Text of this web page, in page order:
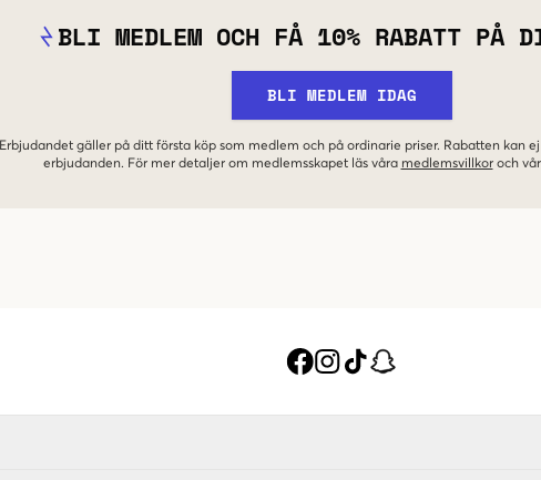
BLI MEDLEM OCH FÅ 10% RABATT PÅ
BLI MEDLEM IDAG
Erbjudandet gäller på ditt första köp som medlem och på ordinarie priser. Rabatten kan
erbjudanden. För mer detaljer om medlemsskapet läs våra medlemsvillkor och vår